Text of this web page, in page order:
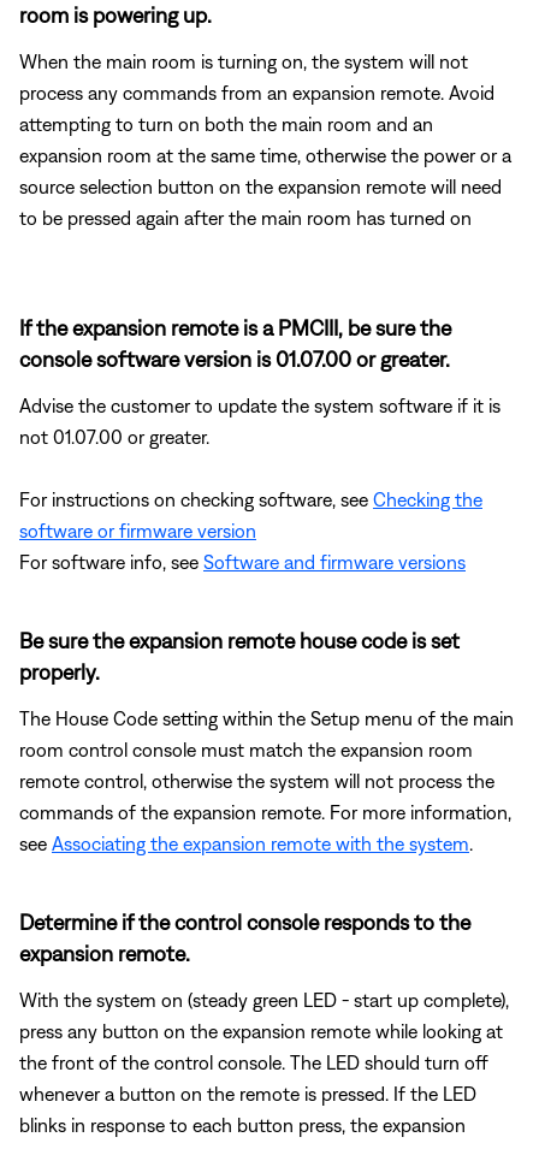
room is powering up.
When the main room is turning on, the system will not
process any commands from an expansion remote. Avoid
attempting to turn on both the main room and an
expansion room at the same time, otherwise the power or a
source selection button on the expansion remote will need
to be pressed again after the main room has turned on
If the expansion remote is a PMCIII, be sure the
console software version is 01.07.00 or greater.
Advise the customer to update the system software if it is
not 01.07.00 or greater.
For instructions on checking software, see Checking the
software or firmware version
For software info, see Software and firmware versions
Be sure the expansion remote house code is set
properly.
The House Code setting within the Setup menu of the main
room control console must match the expansion room
remote control, otherwise the system will not process the
commands of the expansion remote. For more information,
see Associating the expansion remote with the system
Determine if the control console responds to the
expansion remote.
With the system on (steady green LED - start up complete),
press any button on the expansion remote while looking at
the front of the control console. The LED should turn off
whenever a button on the remote is pressed. If the LED
blinks in response to each button press, the expansion